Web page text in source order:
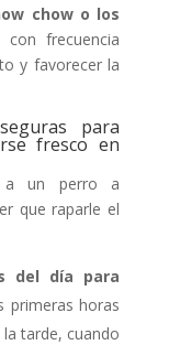
chow o los
frecuencia
y favorecer la
para
fresco en
a un perro a
que raparle el
del día para
primeras horas
tarde, cuando